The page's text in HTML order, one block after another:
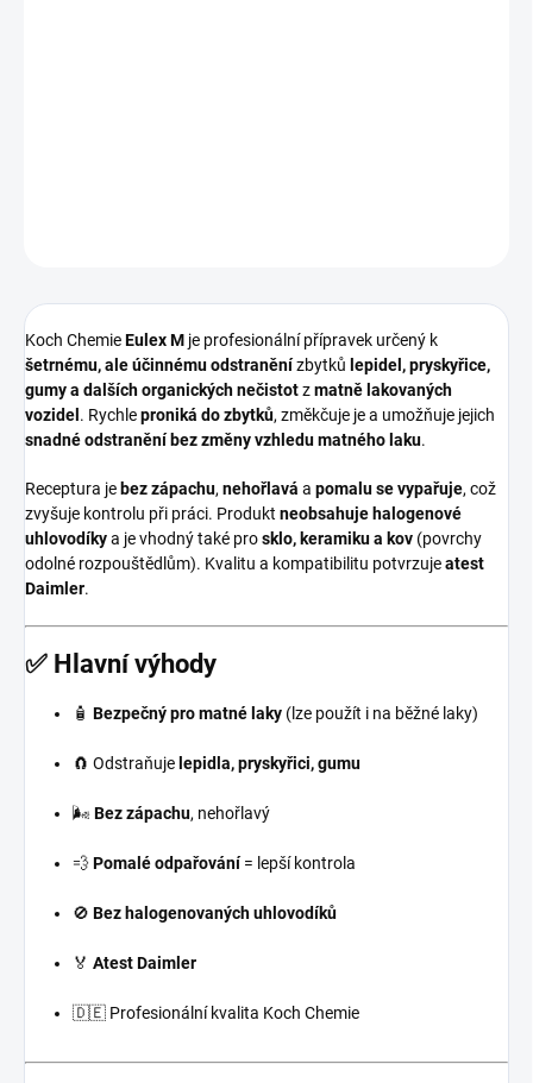
Koch ChemieEulex M je profesionální přípravek určený k
šetrnému, ale účinnému odstraněnízbytků lepidel, pryskyřice,
gumy a dalších organických nečistotzmatně lakovaných
vozidel . Rychleproniká do zbytků, změkčuje je a umožňuje jejich
snadné odstranění bez změny vzhledu matného laku.
Receptura je bez zápachu, nehořlavá a pomalu se vypařuje, což
zvyšuje kontrolu při práci. Produkt neobsahuje halogenové
uhlovodíkya je vhodný také prosklo, keramiku a kov (povrchy
odolné rozpouštědlům). Kvalitu a kompatibilitu potvrzujeatest
Daimler.
✅ Hlavní výhody
🧴 Bezpečný pro matné laky (lze použít i na běžné laky)
🧲 Odstraňuje lepidla, pryskyřici, gumu
🌬️Bez zápachu, nehořlavý
💨Pomalé odpařování= lepší kontrola
🚫 Bez halogenovaných uhlovodíků
🏅 Atest Daimler
🇩🇪 Profesionální kvalita Koch Chemie